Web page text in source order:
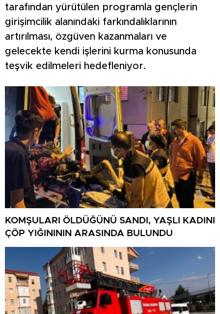
tarafından yürütülen programla gençlerin
girişimcilik alanındaki farkındalıklarının
artırılması, özgüven kazanmaları ve
gelecekte kendi işlerini kurma konusunda
teşvik edilmeleri hedefleniyor.
KOMŞULARI ÖLDÜĞÜNÜ SANDI, YAŞLI KADINI
ÇÖP YIĞINININ ARASINDA BULUNDU